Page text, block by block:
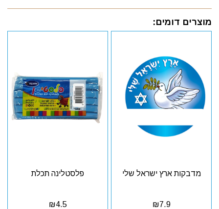
מוצרים דומים:
מדבקות ארץ ישראל שלי
₪7.9
פלסטלינה תכלת
₪4.5